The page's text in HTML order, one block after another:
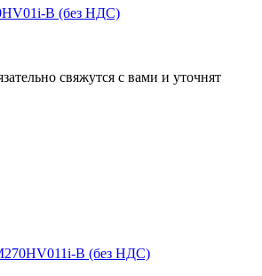
B (без НДС)
свяжутся с вами и уточнят
B (без НДС)